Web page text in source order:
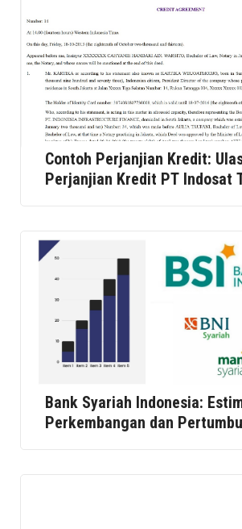
Contoh Perjanjian Kredit:
Perjanjian Kredit PT Indosat
Bank Syariah Indonesia:
Perkembangan dan